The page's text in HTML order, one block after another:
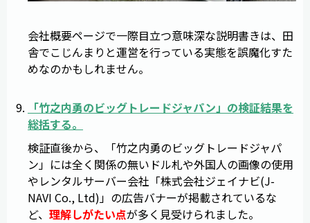
会社概要ページで一際目立つ意味深な説明書きは、田
舎でこじんまりと運営を行っている実態を誤魔化すた
めなのかもしれません。
「竹之内勇のビッグトレードジャパン 」の検証結果を
総括する。
検証直後から、「竹之内勇のビッグトレードジャパ
ン」には全く関係の無いドル札や外国人の画像の使用
やレンタルサーバー会社「株式会社ジェイナビ(J-
NAVI Co., Ltd)」の広告バナーが掲載されているな
ど、 理解しがたい点が多く見受けられました。